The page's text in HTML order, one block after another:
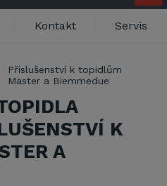
Kontakt Servis
Příslušenství k topidlům
Master a Biemmedue
K
A